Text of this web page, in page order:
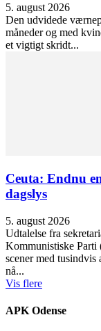
5. august 2026
Den udvidede
måneder og med
et vigtigt skridt...
Ceuta: Endnu
dagslys
5. august 2026
Udtalelse fra
Kommunistiske
scener med tusindvis
nå...
Vis flere
APK Odense